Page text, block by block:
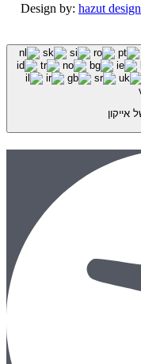
Design by: hazut design